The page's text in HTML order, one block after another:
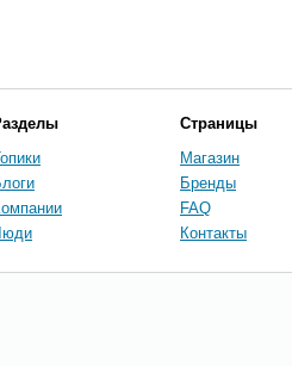
Страницы
Магазин
Бренды
FAQ
Контакты